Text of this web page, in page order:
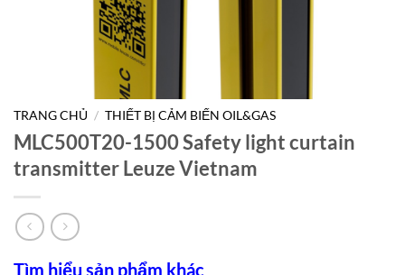
TRANG CHỦ / THIẾT BỊ CẢM BIẾN OIL&GAS
MLC500T20-1500 Safety light curtain
transmitter Leuze Vietnam
Tìm hiểu sản phẩm khác